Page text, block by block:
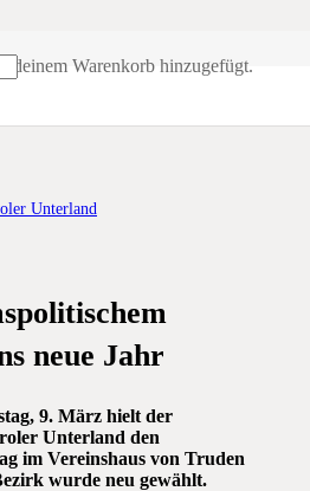
deinem Warenkorb hinzugefügt.
Süd-Tiroler
Unterland
neue Jahr
9. März hielt der
Unterland den
im Vereinshaus von Truden
wurde neu gewählt.